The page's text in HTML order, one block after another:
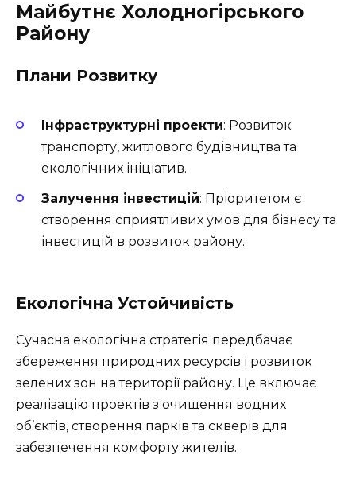
Майбутнє Холодногірського
Району
Плани Розвитку
Інфраструктурні проекти: Розвиток
транспорту, житлового будівництва та
екологічних ініціатив.
Залучення інвестицій: Пріоритетом є
створення сприятливих умов для бізнесу та
інвестицій в розвиток району.
Екологічна Устойчивість
Сучасна екологічна стратегія передбачає
збереження природних ресурсів і розвиток
зелених зон на території району. Це включає
реалізацію проектів з очищення водних
об’єктів, створення парків та скверів для
забезпечення комфорту жителів.